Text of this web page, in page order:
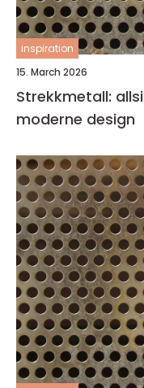
inspiration
15. March 2026
Strekkmetall:
moderne design